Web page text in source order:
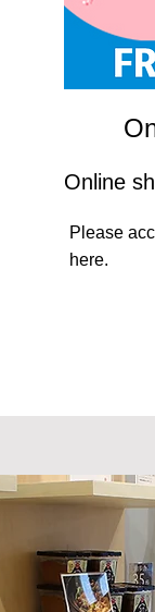
Online
Please
here.